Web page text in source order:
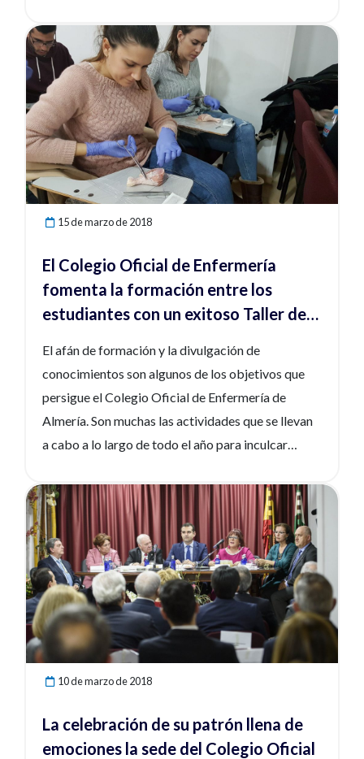
3 de mayo en el Colegio de Enfermería de Almería,
a la que además de miembros de esta
organización, asistieron profesionales médicos y
dentistas. Uno de los principales motivos que
maquillan estos datos, señaló, es el miedo.
15 de marzo de 2018
El Colegio Oficial de Enfermería
fomenta la formación entre los
estudiantes con un exitoso Taller de
El afán de formación y la divulgación de
conocimientos son algunos de los objetivos que
persigue el Colegio Oficial de Enfermería de
Almería. Son muchas las actividades que se llevan
a cabo a lo largo de todo el año para inculcar
rama de la sanidad y una buena prueba de ello fue
el Taller de Suturas que se desarrolló
recientemente en la sede de la entidad.
Ver noticia
10 de marzo de 2018
La celebración de su patrón llena de
emociones la sede del Colegio Oficial
Ver noticia